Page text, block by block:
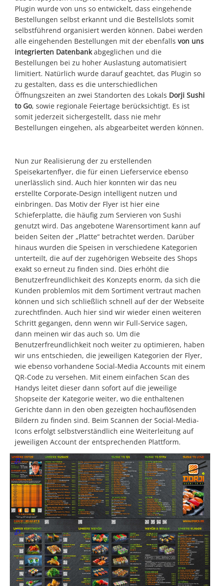
Plugin wurde von uns so entwickelt, dass eingehende
Bestellungen selbst erkannt und die Bestellslots somit
selbstführend organisiert werden können. Dabei werden
alle eingehenden Bestellungen mit der ebenfalls von uns
integrierten Datenbankabgeglichen und die
Bestellungen bei zu hoher Auslastung automatisiert
limitiert. Natürlich wurde darauf geachtet, das Plugin so
zu gestalten, dass es die unterschiedlichen
Öffnungszeiten an zwei Standorten des Lokals Dorji Sushi
to Go, sowie regionale Feiertage berücksichtigt. Es ist
somit jederzeit sichergestellt, dass nie mehr
Bestellungen eingehen, als abgearbeitet werden können.
Nun zur Realisierung der zu erstellenden
Speisekartenflyer, die für einen Lieferservice ebenso
unerlässlich sind. Auch hier konnten wir das neu
erstellte Corporate-Design intelligent nutzen und
einbringen. Das Motiv der Flyer ist hier eine
Schieferplatte, die häufig zum Servieren von Sushi
genutzt wird. Das angebotene Warensortiment kann auf
beiden Seiten der „Platte“ betrachtet werden. Darüber
hinaus wurden die Speisen in verschiedene Kategorien
unterteilt, die auf der zugehörigen Webseite des Shops
exakt so erneut zu finden sind. Dies erhöht die
Benutzerfreundlichkeit des Konzepts enorm, da sich die
Kunden problemlos mit dem Sortiment vertraut machen
können und sich schließlich schnell auf der der Webseite
zurechtfinden. Auch hier sind wir wieder einen weiteren
Schritt gegangen, denn wenn wir Full-Service sagen,
dann meinen wir das auch so. Um die
Benutzerfreundlichkeit noch weiter zu optimieren, haben
wir uns entschieden, die jeweiligen Kategorien der Flyer,
wie ebenso vorhandene Social-Media Accounts mit einem
QR-Code zu versehen. Mit einem einfachen Scan des
Handys leitet dieser dann sofort auf die jeweilige
Shopseite der Kategorie weiter, wo die enthaltenen
Gerichte dann in den oben gezeigten hochauflösenden
Bildern zu finden sind. Beim Scannen der Social-Media-
Icons erfolgt selbstverständlich eine Weiterleitung auf
jeweiligen Account der entsprechenden Plattform.